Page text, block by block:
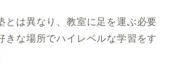
とは異なり、教室に足を運ぶ必要
きな場所でハイレベルな学習をす